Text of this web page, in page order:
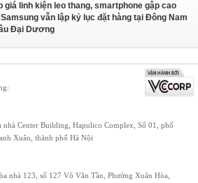
giá linh kiện leo thang, smartphone gập cao
vẫn lập kỷ lục đặt hàng tại Đông Nam
Đại Dương
nhà Center Building, Hapulico Complex, Số 01, phố
Xuân, thành phố Hà Nội
nhà 123, số 127 Võ Văn Tần, Phường Xuân Hòa,